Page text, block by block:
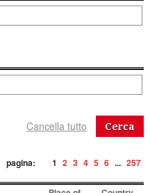
Cerca
pagina: 1 2 3 4 5 6 ... 257